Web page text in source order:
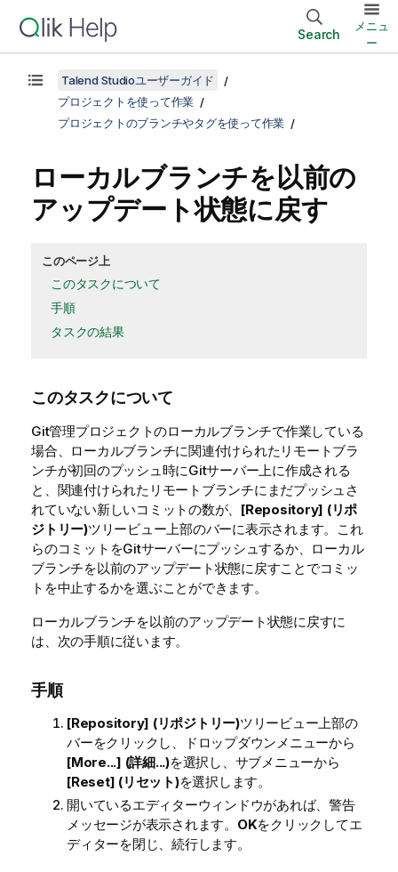
Search
メニュ
ー
Talend Studioユーザーガイド
プロジェクトを使って作業
プロジェクトのブランチやタグを使って作業
ローカルブランチを以前の
アップデート状態に戻す
このページ上
このタスクについて
手順
タスクの結果
このタスクについて
Git管理プロジェクトのローカルブランチで作業している
場合、ローカルブランチに関連付けられたリモートブラ
ンチが初回のプッシュ時にGitサーバー上に作成される
と、関連付けられたリモートブランチにまだプッシュさ
れていない新しいコミットの数が、 [Repository] (リポ
ジトリー)ツリービュー上部のバーに表示されます。これ
らのコミットをGitサーバーにプッシュするか、ローカル
ブランチを以前のアップデート状態に戻すことでコミッ
トを中止するかを選ぶことができます。
ローカルブランチを以前のアップデート状態に戻すに
は、次の手順に従います。
手順
[Repository] (リポジトリー)ツリービュー上部の
バーをクリックし、ドロップダウンメニューから
[More...] (詳細...)を選択し、サブメニューから
[Reset] (リセット)を選択します。
開いているエディターウィンドウがあれば、警告
メッセージが表示されます。 OKをクリックしてエ
ディターを閉じ、続行します。